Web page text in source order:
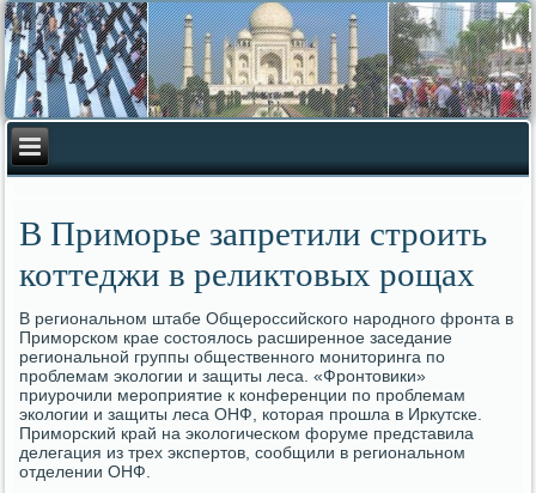
В Приморье запретили строить
коттеджи в реликтовых рощах
В региональном штабе Общероссийского народного фронта в
Приморском крае состоялось расширенное заседание
региональной группы общественного мониторинга по
проблемам экологии и защиты леса. «Фронтовики»
приурочили мероприятие к конференции по проблемам
экологии и защиты леса ОНФ, которая прошла в Иркутске.
Приморский край на экологическом форуме представила
делегация из трех экспертов, сообщили в региональном
отделении ОНФ.